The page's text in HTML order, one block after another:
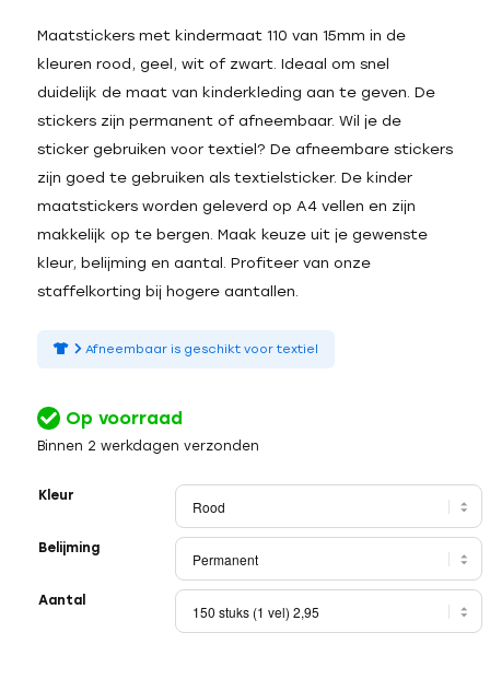
Maatstickers met kindermaat 110 van 15mm in de
kleuren rood, geel, wit of zwart. Ideaal om snel
duidelijk de maat van kinderkleding aan te geven. De
stickers zijn permanent of afneembaar. Wil je de
sticker gebruiken voor textiel? De afneembare stickers
zijn goed te gebruiken als textielsticker. De kinder
maatstickers worden geleverd op A4 vellen en zijn
makkelijk op te bergen. Maak keuze uit je gewenste
kleur, belijming en aantal. Profiteer van onze
staffelkorting bij hogere aantallen.
Afneembaar is geschikt voor textiel
Op voorraad
Binnen 2 werkdagen verzonden
Kleur
Belijming
Aantal